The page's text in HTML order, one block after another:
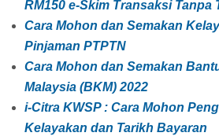
RM150 e-Skim Transaksi Tanpa
Cara Mohon dan Semakan
Pinjaman PTPTN
Cara Mohon dan Semakan
Malaysia (BKM) 2022
i-Citra KWSP : Cara Mohon
Kelayakan dan Tarikh Bayaran